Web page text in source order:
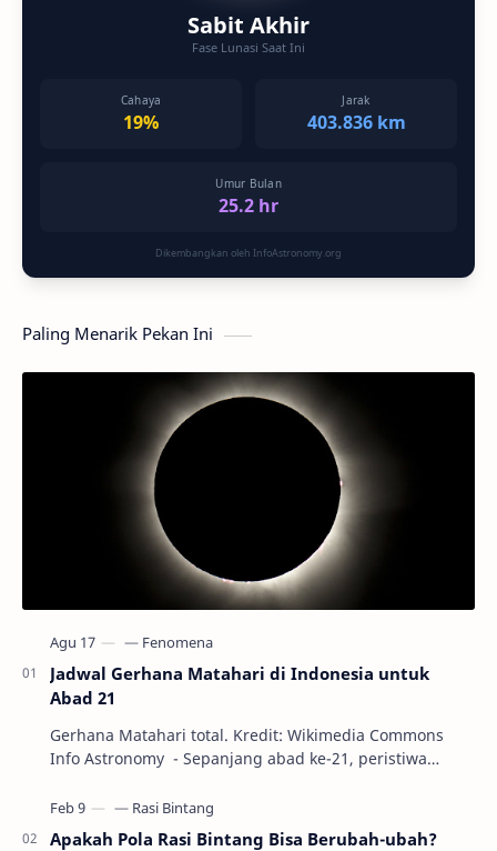
Sabit Akhir
Fase Lunasi Saat Ini
Cahaya
19%
Jarak
403.836 km
Umur Bulan
25.2 hr
Dikembangkan oleh InfoAstronomy.org
Paling Menarik Pekan Ini
Jadwal Gerhana Matahari di Indonesia untuk
Abad 21
Gerhana Matahari total. Kredit: Wikimedia Commons
Info Astronomy - Sepanjang abad ke-21, peristiwa
Apakah Pola Rasi Bintang Bisa Berubah-ubah?